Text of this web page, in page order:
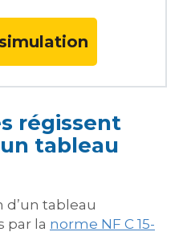
régissent
tableau
d’un tableau
par la norme NF C 15-